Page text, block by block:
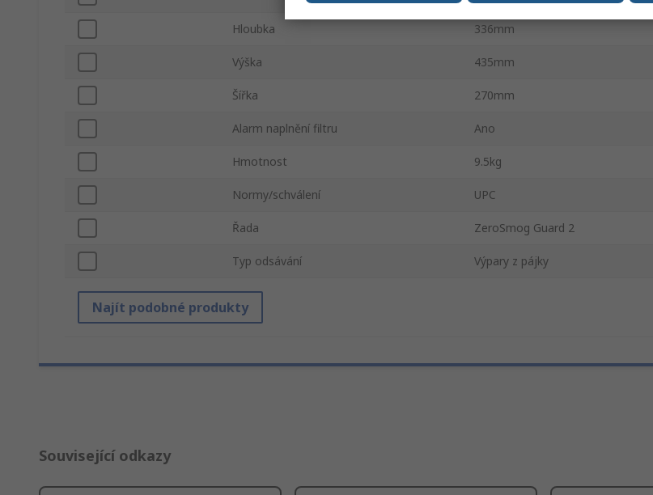
Hloubka 336mm
Výška 435mm
Šířka 270mm
Alarm naplnění filtru Ano
Hmotnost 9.5kg
Normy/schválení UPC
Řada ZeroSmog Guard 2
Typ odsávání Výpary z pájky
Najít podobné produkty
Související odkazy